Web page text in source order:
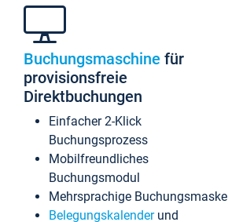
Buchungsmaschine für
provisionsfreie
Direktbuchungen
Einfacher 2-Klick
Buchungsprozess
Mobilfreundliches
Buchungsmodul
Mehrsprachige Buchungsmaske
Belegungskalenderund